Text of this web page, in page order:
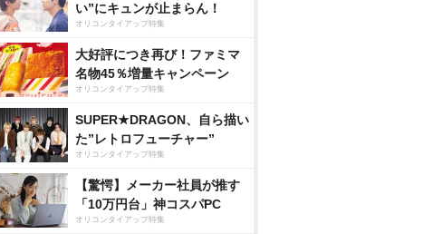
い”にキュンが止まらん！
オリコンタイアップ特集
大好評につき再び！ファミマ
名物45％増量キャンペーン
オリコンタイアップ特集
SUPER★DRAGON、自ら描い
た”レトロフューチャー”
オリコンタイアップ特集
【驚愕】メーカー社員が推す
「10万円台」神コスパPC
オリコンタイアップ特集